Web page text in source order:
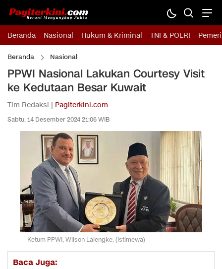
Beranda Nasional Hukum & Kriminal TNI & POLRI
Beranda Nasional
PPWI Nasional Lakukan Courtesy Visit
ke Kedutaan Besar Kuwait
Tim Redaksi | Pagiterkini.com
Sabtu, 14 Desember 2024 21:06 WIB
Ketum PPWI, Wilson Lalengke. (istimewa)
Baca Juga: